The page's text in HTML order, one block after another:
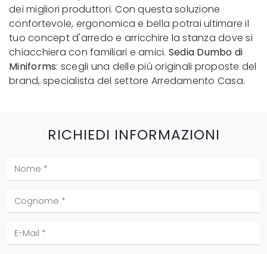
dei migliori produttori. Con questa soluzione
confortevole, ergonomica e bella potrai ultimare il
tuo concept d'arredo e arricchire la stanza dove si
chiacchiera con familiari e amici. Sedia Dumbo di
Miniforms: scegli una delle più originali proposte del
brand, specialista del settore Arredamento Casa.
RICHIEDI INFORMAZIONI